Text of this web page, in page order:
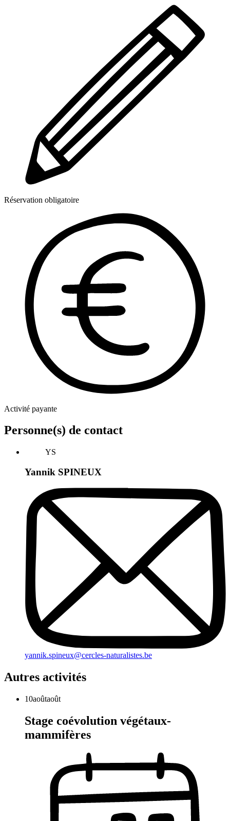
Réservation obligatoire
Activité payante
Personne(s) de contact
YS
Yannik SPINEUX
yannik.spineux@cercles-naturalistes.be
Autres activités
10aoûtaoût
Stage coévolution végétaux-
mammifères